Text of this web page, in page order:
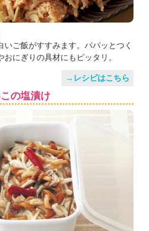
いご飯がすすみます。パパッとつく
おにぎりの具材にもピッタリ。
→レシピはこちら
の塩漬け